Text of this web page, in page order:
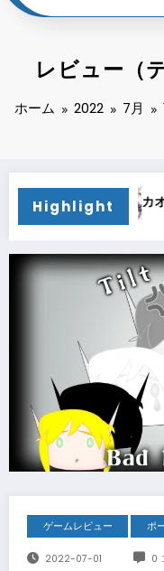
レビュー（
ホーム 2022 7月
Highlight
〜時間泥棒〜
ゲームレビュー ポ
2022-07-01 0